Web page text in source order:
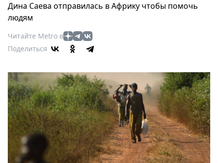
Мода
Кино
Афиша
Выставки
Пресс-
релизы
О
Metro
Стримы
Спецпроекты
Дина Саева отправилась в Африку чтобы помочь
людям
Читайте Metro в
Поделиться